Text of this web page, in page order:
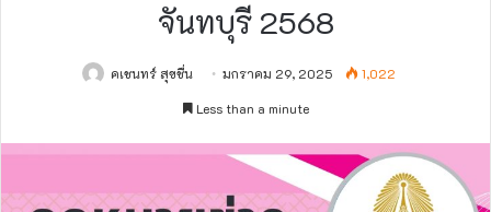
จันทบุรี 2568
คเชนทร์ สุขชื่น มกราคม 29, 2025
1,022
Less than a minute